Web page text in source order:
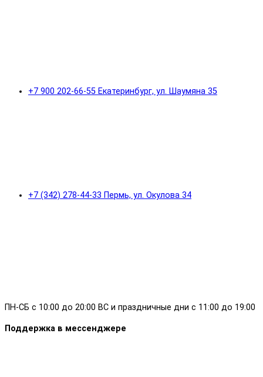
+7 900 202-66-55 Екатеринбург, ул. Шаумяна 35
+7 (342) 278-44-33 Пермь, ул. Окулова 34
ПН-СБ с 10:00 до 20:00 ВС и праздничные дни с 11:00 до 19:00
Поддержка в мессенджере